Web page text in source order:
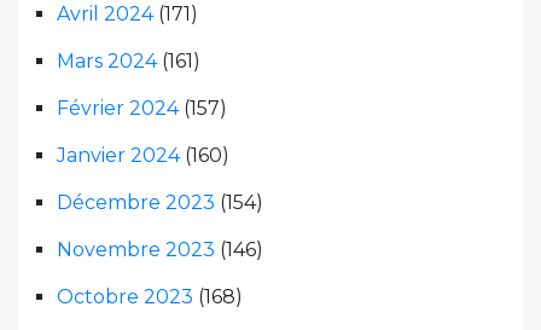
Avril 2024(171)
Mars 2024(161)
Février 2024(157)
Janvier 2024(160)
Décembre 2023 (154)
Novembre 2023 (146)
Octobre 2023 (168)